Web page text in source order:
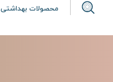
محصولات بهداشتی